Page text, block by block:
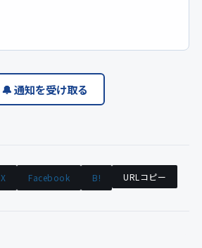
🔔 通知を受け取る
X Facebook B! URLコピー